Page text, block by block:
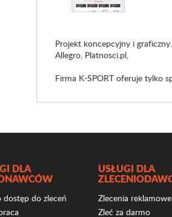
Projekt koncepcyjny i
Allegro, Platnosci.pl,
Firma K-SPORT oferuje tylko
DLA
do zleceń
USŁUGI DLA
Zlecenia reklamowe
Zleć za darmo